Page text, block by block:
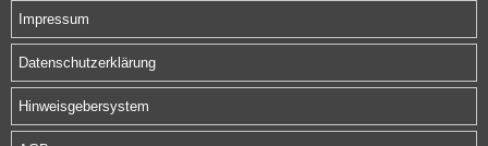
Impressum
Datenschutzerklärung
Hinweisgebersystem